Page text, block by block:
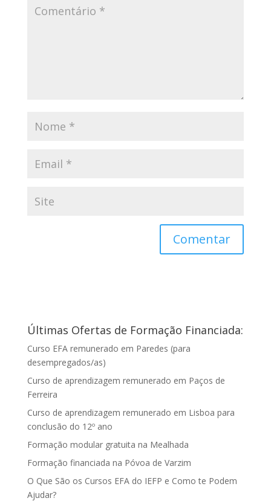
Últimas Ofertas de Formação Financiada:
Curso EFA remunerado em Paredes (para
desempregados/as)
Curso de aprendizagem remunerado em Paços de
Ferreira
Curso de aprendizagem remunerado em Lisboa para
conclusão do 12º ano
Formação modular gratuita na Mealhada
Formação financiada na Póvoa de Varzim
O Que São os Cursos EFA do IEFP e Como te Podem
Ajudar?